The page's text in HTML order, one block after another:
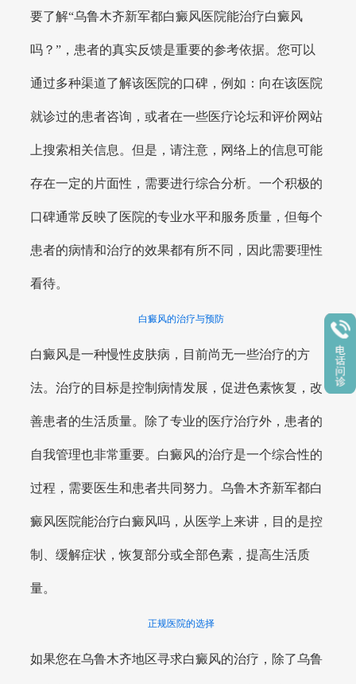
要了解“乌鲁木齐新军都白癜风医院能治疗白癜风
吗？”，患者的真实反馈是重要的参考依据。您可以
通过多种渠道了解该医院的口碑，例如：向在该医院
就诊过的患者咨询，或者在一些医疗论坛和评价网站
上搜索相关信息。但是，请注意，网络上的信息可能
存在一定的片面性，需要进行综合分析。一个积极的
口碑通常反映了医院的专业水平和服务质量，但每个
患者的病情和治疗的效果都有所不同，因此需要理性
看待。
白癜风的治疗与预防
白癜风是一种慢性皮肤病，目前尚无一些治疗的方
法。治疗的目标是控制病情发展，促进色素恢复，改
善患者的生活质量。除了专业的医疗治疗外，患者的
自我管理也非常重要。白癜风的治疗是一个综合性的
过程，需要医生和患者共同努力。乌鲁木齐新军都白
癜风医院能治疗白癜风吗，从医学上来讲，目的是控
制、缓解症状，恢复部分或全部色素，提高生活质
量。
正规医院的选择
如果您在乌鲁木齐地区寻求白癜风的治疗，除了乌鲁